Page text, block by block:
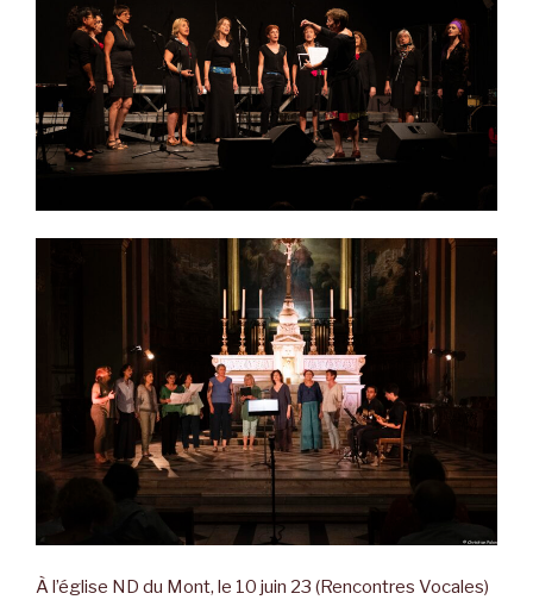
À l’église ND du Mont, le 10 juin 23 (Rencontres Vocales)